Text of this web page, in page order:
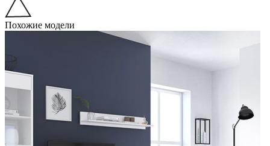
Похожие модели